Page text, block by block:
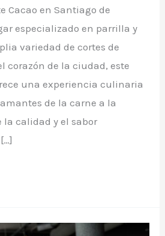
Cacao en Santiago de
especializado en parrilla y
variedad de cortes de
corazón de la ciudad, este
una experiencia culinaria
de la carne a la
calidad y el sabor